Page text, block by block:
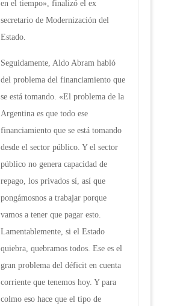
en el tiempo», finalizó el ex
secretario de Modernización del
Estado.
Seguidamente, Aldo Abram habló
del problema del financiamiento que
se está tomando. «El problema de la
Argentina es que todo ese
financiamiento que se está tomando
desde el sector público. Y el sector
público no genera capacidad de
repago, los privados sí, así que
pongámosnos a trabajar porque
vamos a tener que pagar esto.
Lamentablemente, si el Estado
quiebra, quebramos todos. Ese es el
gran problema del déficit en cuenta
corriente que tenemos hoy. Y para
colmo eso hace que el tipo de